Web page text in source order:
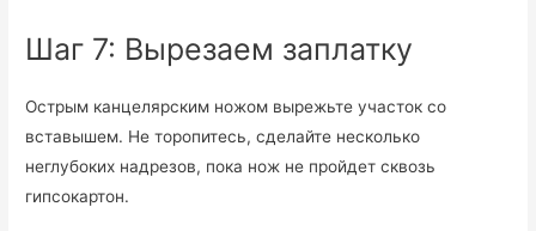
Шаг 7: Вырезаем заплатку
Острым канцелярским ножом вырежьте участок со
вставышем. Не торопитесь, сделайте несколько
неглубоких надрезов, пока нож не пройдет сквозь
гипсокартон.